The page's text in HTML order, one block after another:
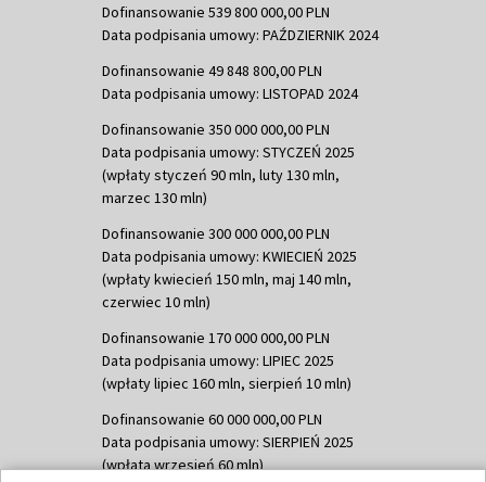
Dofinansowanie 539 800 000,00 PLN
Data podpisania umowy: PAŹDZIERNIK 2024
Dofinansowanie 49 848 800,00 PLN
Data podpisania umowy: LISTOPAD 2024
Dofinansowanie 350 000 000,00 PLN
Data podpisania umowy: STYCZEŃ 2025
(wpłaty styczeń 90 mln, luty 130 mln,
marzec 130 mln)
Dofinansowanie 300 000 000,00 PLN
Data podpisania umowy: KWIECIEŃ 2025
(wpłaty kwiecień 150 mln, maj 140 mln,
czerwiec 10 mln)
Dofinansowanie 170 000 000,00 PLN
Data podpisania umowy: LIPIEC 2025
(wpłaty lipiec 160 mln, sierpień 10 mln)
Dofinansowanie 60 000 000,00 PLN
Data podpisania umowy: SIERPIEŃ 2025
(wpłata wrzesień 60 mln)